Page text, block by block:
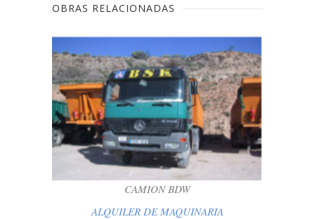
OBRAS RELACIONADAS
CAMION BDW
ALQUILER DE MAQUINARIA
CAMION BDW
ALQUILER DE MAQUINARIA